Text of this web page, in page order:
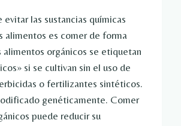
evitar las sustancias químicas
alimentos es comer de forma
alimentos orgánicos se etiquetan
si se cultivan sin el uso de
o fertilizantes sintéticos.
genéticamente. Comer
puede reducir su